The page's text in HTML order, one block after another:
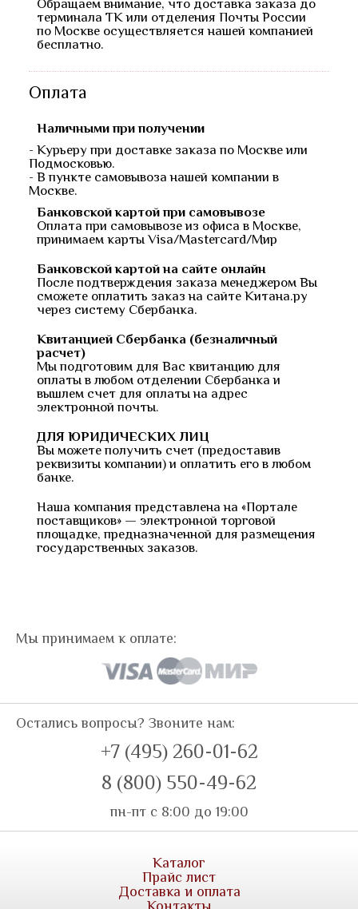
Обращаем внимание, что доставка заказа до
терминала ТК или отделения Почты России
по Москве осуществляется нашей компанией
бесплатно.
Оплата
Наличными при получении
- Курьеру при доставке заказа по Москве или
Подмосковью.
- В пункте самовывоза нашей компании в
Москве.
Банковской картой при самовывозе
Оплата при самовывозе из офиса в Москве,
принимаем карты Visa/Mastercard/Мир
Банковской картой на сайте онлайн
После подтверждения заказа менеджером Вы
сможете оплатить заказ на сайте Китана.ру
через систему Сбербанка.
Квитанцией Сбербанка (безналичный
расчет)
Мы подготовим для Вас квитанцию для
оплаты в любом отделении Сбербанка и
вышлем счет для оплаты на адрес
электронной почты.
ДЛЯ ЮРИДИЧЕСКИХ ЛИЦ
Вы можете получить счет (предоставив
реквизиты компании) и оплатить его в любом
банке.
Наша компания представлена на «Портале
поставщиков» — электронной торговой
площадке, предназначенной для размещения
государственных заказов.
Мы принимаем к оплате:
Остались вопросы? Звоните нам:
+7 (495) 260-01-62
8 (800) 550-49-62
пн-пт с 8:00 до 19:00
Каталог
Прайс лист
Доставка и оплата
Контакты